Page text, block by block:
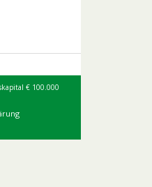
€ 100.000